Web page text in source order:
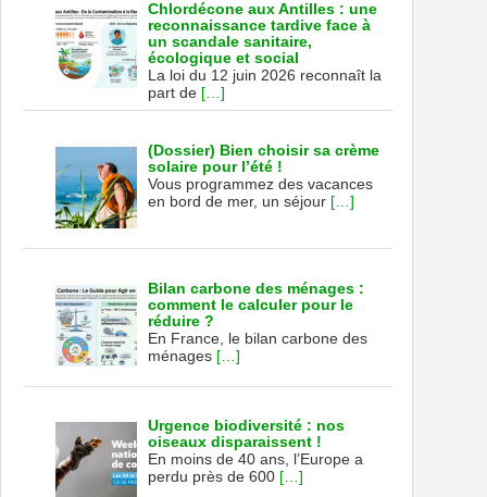
Chlordécone aux Antilles : une
reconnaissance tardive face à
un scandale sanitaire,
écologique et social
La loi du 12 juin 2026 reconnaît la
part de […]
(Dossier) Bien choisir sa crème
solaire pour l’été !
Vous programmez des vacances
en bord de mer, un séjour […]
Bilan carbone des ménages :
comment le calculer pour le
réduire ?
En France, le bilan carbone des
ménages […]
Urgence biodiversité : nos
oiseaux disparaissent !
En moins de 40 ans, l’Europe a
perdu près de 600 […]